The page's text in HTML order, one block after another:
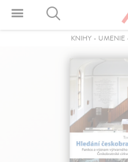
KNIHY- UMENIE